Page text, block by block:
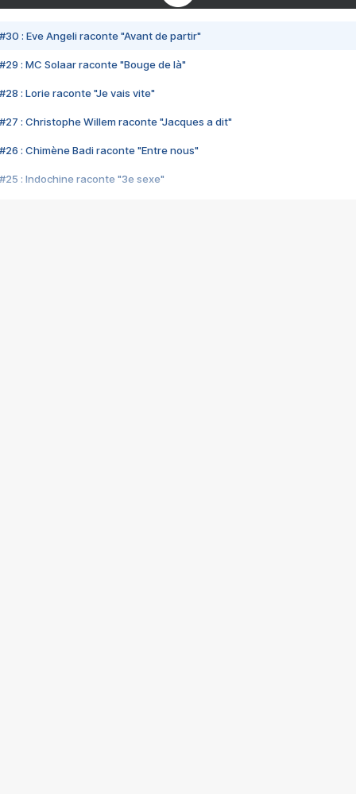
#30 : Eve Angeli raconte "Avant de partir"
#29 : MC Solaar raconte "Bouge de là"
#28 : Lorie raconte "Je vais vite"
#27 : Christophe Willem raconte "Jacques a dit"
#26 : Chimène Badi raconte "Entre nous"
#25 : Indochine raconte "3e sexe"